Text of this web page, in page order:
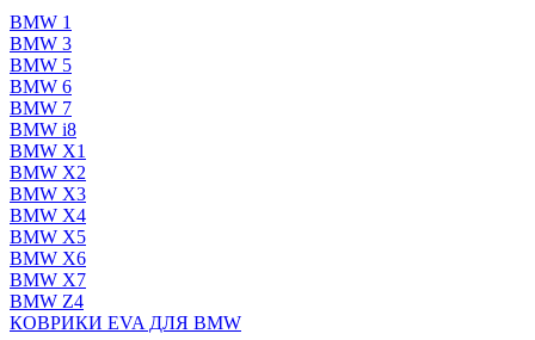
BMW 1
BMW 3
BMW 5
BMW 6
BMW 7
BMW i8
BMW X1
BMW X2
BMW X3
BMW X4
BMW X5
BMW X6
BMW X7
BMW Z4
КОВРИКИ EVA ДЛЯ BMW